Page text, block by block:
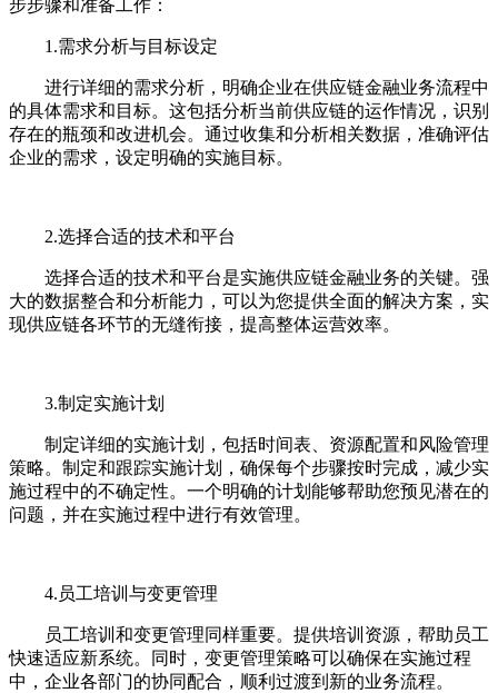
步步骤和准备工作：
1.需求分析与目标设定
进行详细的需求分析，明确企业在供应链金融业务流程中
的具体需求和目标。这包括分析当前供应链的运作情况，识别
存在的瓶颈和改进机会。通过收集和分析相关数据，准确评估
企业的需求，设定明确的实施目标。
2.选择合适的技术和平台
选择合适的技术和平台是实施供应链金融业务的关键。强
大的数据整合和分析能力，可以为您提供全面的解决方案，实
现供应链各环节的无缝衔接，提高整体运营效率。
3.制定实施计划
制定详细的实施计划，包括时间表、资源配置和风险管理
策略。制定和跟踪实施计划，确保每个步骤按时完成，减少实
施过程中的不确定性。一个明确的计划能够帮助您预见潜在的
问题，并在实施过程中进行有效管理。
4.员工培训与变更管理
员工培训和变更管理同样重要。提供培训资源，帮助员工
快速适应新系统。同时，变更管理策略可以确保在实施过程
中，企业各部门的协同配合，顺利过渡到新的业务流程。